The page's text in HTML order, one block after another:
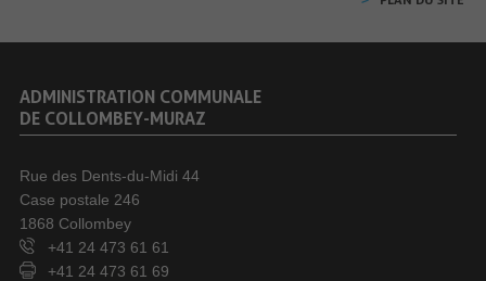
ADMINISTRATION COMMUNALE
DE COLLOMBEY-MURAZ
Rue des Dents-du-Midi 44
Case postale 246
1868 Collombey
+41 24 473 61 61
+41 24 473 61 69